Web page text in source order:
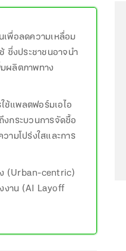
พื่อลดความเหลื่อม
ซึ่งประชาชนอาจนำ
ผลิตภาพทาง
ช้แพลตฟอร์มเอไอ
กระบวนการจัดซื้อ
ามโปร่งใสและการ
ง (Urban-centric)
งาน (AI Layoff